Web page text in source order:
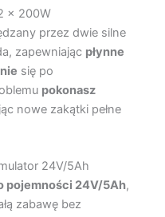
x 200W
przez dwie silne
zapewniając płynne
się po
pokonasz
nowe zakątki pełne
24V/5Ah
pojemności 24V/5Ah,
zabawę bez